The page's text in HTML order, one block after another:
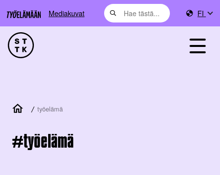
Mediakuvat FI
/ työelämä
työelämä